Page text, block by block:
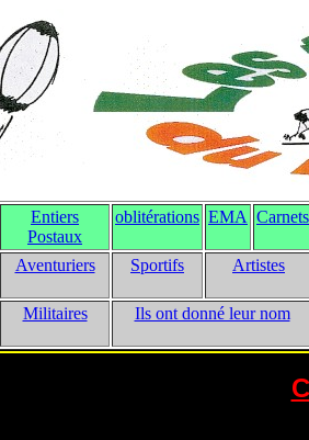
Entiers
Postaux
oblitérations EMA Carnets
Aventuriers Sportifs Artistes
Militaires Ils ont donné leur nom